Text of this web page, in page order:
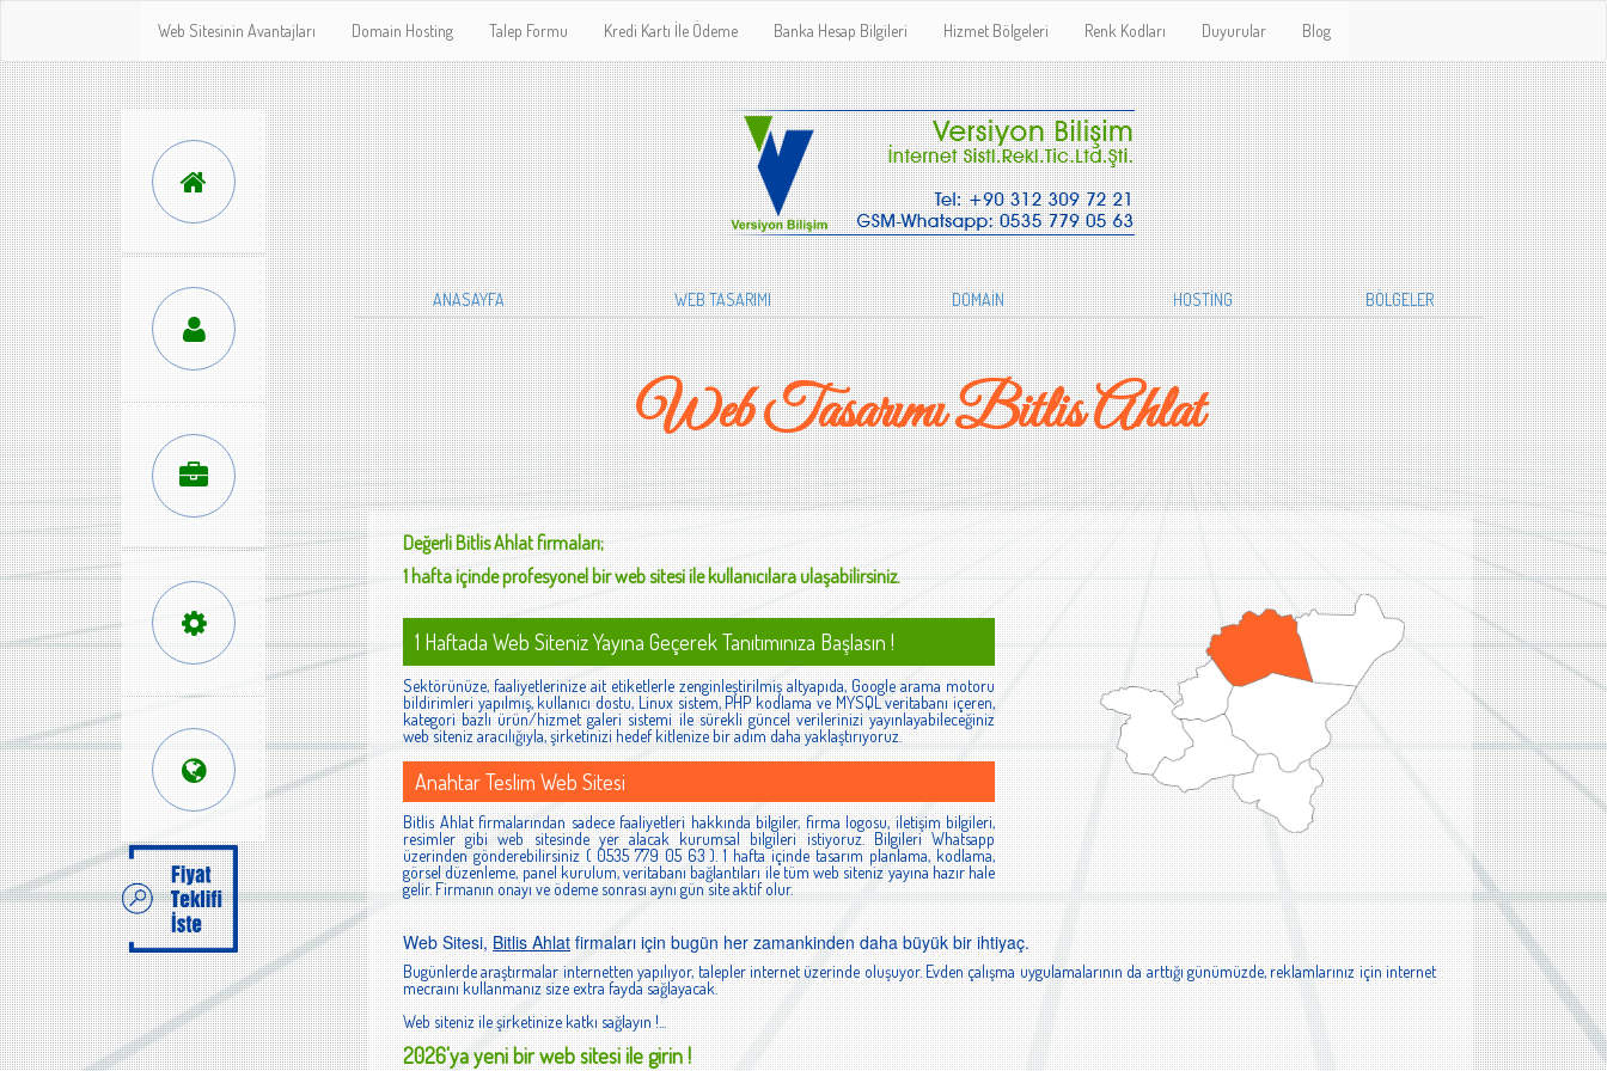
Web Sitesinin Avantajları Domain Hosting Talep Formu Kredi Kartı İle Ödeme Banka Hesap Bilgileri Hizmet Bölgeleri Renk Kodları Duyurular Blog
ANASAYFA WEB TASARIMI DOMAİN HOSTİNG BÖLGELER
Web Tasarımı Bitlis Ahlat
DeğerliBitlis Ahlatfirmaları;
1 hafta içinde profesyonel bir web sitesi ile kullanıcılara ulaşabilirsiniz.
1 Haftada Web Siteniz Yayına Geçerek Tanıtımınıza Başlasın !
Sektörünüze, faaliyetlerinize ait etiketlerle zenginleştirilmiş altyapıda, Google arama motoru
bildirimleri yapılmış, kullanıcı dostu, Linux sistem, PHP kodlama ve MYSQL veritabanı içeren,
kategori bazlı ürün/hizmet galeri sistemi ile sürekli güncel verilerinizi yayınlayabileceğiniz
web siteniz aracılığıyla, şirketinizi hedef kitlenize bir adım daha yaklaştırıyoruz.
Anahtar Teslim Web Sitesi
Bitlis Ahlat firmalarından sadece faaliyetleri hakkında bilgiler, firma logosu, iletişim bilgileri,
resimler gibi web sitesinde yer alacak kurumsal bilgileri istiyoruz. Bilgileri Whatsapp
üzerinden gönderebilirsiniz ( 0535 779 05 63 ). 1 hafta içinde tasarım planlama, kodlama,
görsel düzenleme, panel kurulum, veritabanı bağlantıları ile tüm web siteniz yayına hazır hale
gelir. Firmanın onayı ve ödeme sonrası aynı gün site aktif olur.
Web Sitesi,Bitlis Ahlatfirmaları için bugün her zamankinden daha büyük bir ihtiyaç.
Bugünlerde araştırmalar internetten yapılıyor, talepler internet üzerinde oluşuyor. Evden çalışma uygulamalarının da arttığı günümüzde, reklamlarınız için internet
mecraını kullanmanız size extra fayda sağlayacak.
Web siteniz ile şirketinize katkı sağlayın !...
2026'ya yeni bir web sitesi ile girin !